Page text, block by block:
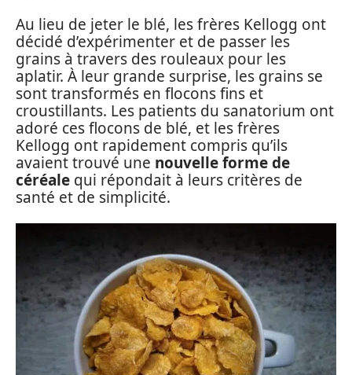
Au lieu de jeter le blé, les frères Kellogg ont
décidé d’expérimenter et de passer les
grains à travers des rouleaux pour les
aplatir. À leur grande surprise, les grains se
sont transformés en flocons fins et
croustillants. Les patients du sanatorium ont
adoré ces flocons de blé, et les frères
Kellogg ont rapidement compris qu’ils
avaient trouvé une nouvelle forme de
céréale qui répondait à leurs critères de
santé et de simplicité.